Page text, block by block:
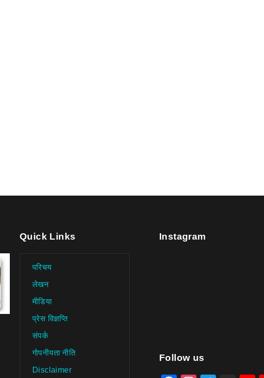
Quick Links
परिचय
लेखन
मीडिया
प्रेस विज्ञप्ति
संपर्क
गोपनीयता नीति
Disclaimer
Instagram
Follow us